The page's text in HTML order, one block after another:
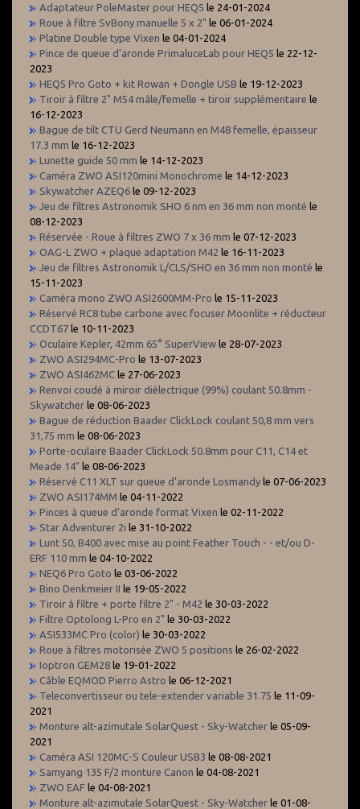
Adaptateur PoleMaster pour HEQ5 le 24-01-2024
Roue à filtre SvBony manuelle 5 x 2" le 06-01-2024
Platine Double type Vixen le 04-01-2024
Pince de queue d'aronde PrimaluceLab pour HEQ5 le 22-12-
2023
HEQ5 Pro Goto + kit Rowan + Dongle USB le 19-12-2023
Tiroir à filtre 2" M54 mâle/femelle + tiroir supplémentaire le
16-12-2023
Bague de tilt CTU Gerd Neumann en M48 femelle, épaisseur
17.3 mm le 16-12-2023
Lunette guide 50 mm le 14-12-2023
Caméra ZWO ASI120mini Monochrome le 14-12-2023
Skywatcher AZEQ6 le 09-12-2023
Jeu de filtres Astronomik SHO 6 nm en 36 mm non monté le
08-12-2023
Réservée - Roue à filtres ZWO 7 x 36 mm le 07-12-2023
OAG-L ZWO + plaque adaptation M42 le 16-11-2023
Jeu de filtres Astronomik L/CLS/SHO en 36 mm non monté le
15-11-2023
Caméra mono ZWO ASI2600MM-Pro le 15-11-2023
Réservé RC8 tube carbone avec focuser Moonlite + réducteur
CCDT67 le 10-11-2023
Oculaire Kepler, 42mm 65° SuperView le 28-07-2023
ZWO ASI294MC-Pro le 13-07-2023
ZWO ASI462MC le 27-06-2023
Renvoi coudé à miroir diélectrique (99%) coulant 50.8mm -
Skywatcher le 08-06-2023
Bague de réduction Baader ClickLock coulant 50,8 mm vers
31,75 mm le 08-06-2023
Porte-oculaire Baader ClickLock 50.8mm pour C11, C14 et
Meade 14" le 08-06-2023
Réservé C11 XLT sur queue d'aronde Losmandy le 07-06-2023
ZWO ASI174MM le 04-11-2022
Pinces à queue d'aronde format Vixen le 02-11-2022
Star Adventurer 2i le 31-10-2022
Lunt 50, B400 avec mise au point Feather Touch - - et/ou D-
ERF 110 mm le 04-10-2022
NEQ6 Pro Goto le 03-06-2022
Bino Denkmeier II le 19-05-2022
Tiroir à filtre + porte filtre 2" - M42 le 30-03-2022
Filtre Optolong L-Pro en 2" le 30-03-2022
ASI533MC Pro (color) le 30-03-2022
Roue à filtres motorisée ZWO 5 positions le 26-02-2022
Ioptron GEM28 le 19-01-2022
Câble EQMOD Pierro Astro le 06-12-2021
Teleconvertisseur ou tele-extender variable 31.75 le 11-09-
2021
Monture alt-azimutale SolarQuest - Sky-Watcher le 05-09-
2021
Caméra ASI 120MC-S Couleur USB3 le 08-08-2021
Samyang 135 F/2 monture Canon le 04-08-2021
ZWO EAF le 04-08-2021
Monture alt-azimutale SolarQuest - Sky-Watcher le 01-08-